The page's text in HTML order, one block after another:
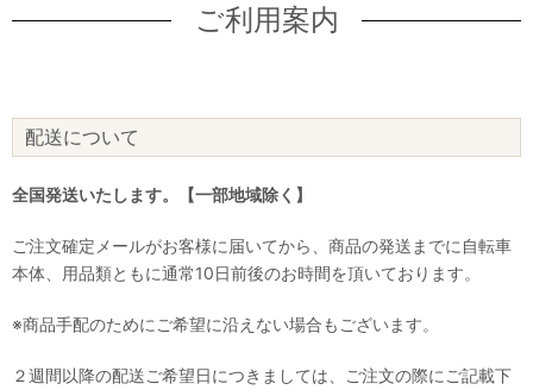
ご利用案内
配送について
全国発送いたします。【一部地域除く】
ご注文確定メールがお客様に届いてから、商品の発送までに自転車
本体、用品類ともに通常10日前後のお時間を頂いております。
※商品手配のためにご希望に沿えない場合もございます。
２週間以降の配送ご希望日につきましては、ご注文の際にご記載下